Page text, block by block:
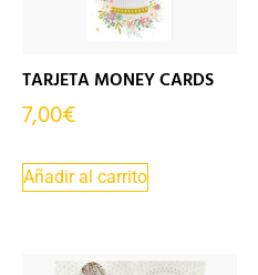
TARJETA MONEY CARDS
7,00€
Añadir al carrito